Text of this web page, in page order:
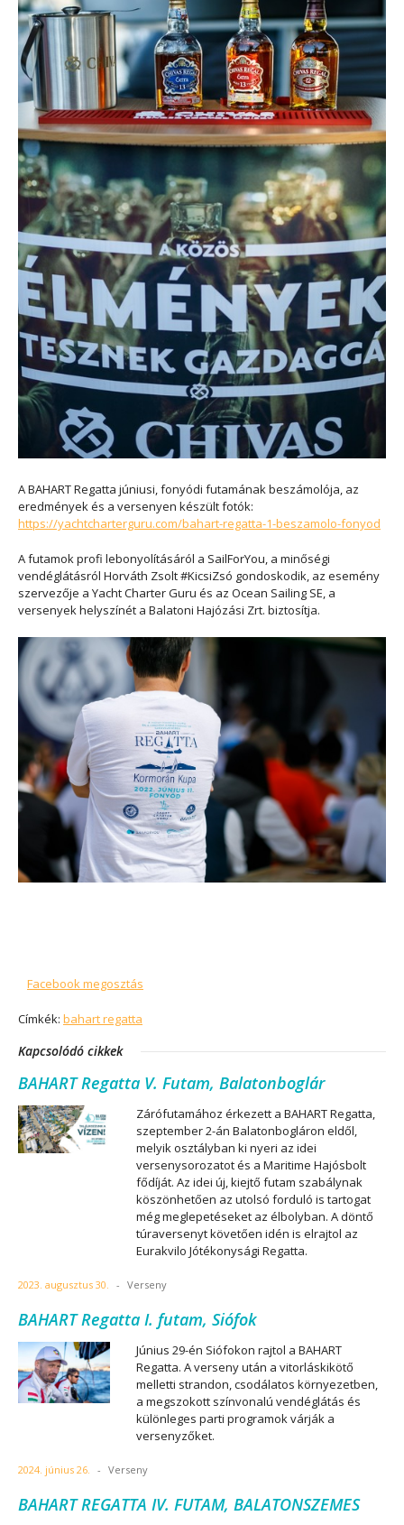
A BAHART Regatta júniusi, fonyódi futamának beszámolója, az
eredmények és a versenyen készült fotók:
https://yachtcharterguru.com/bahart-regatta-1-beszamolo-fonyod
A futamok profi lebonyolításáról a SailForYou, a minőségi
vendéglátásról Horváth Zsolt #KicsiZsó gondoskodik, az esemény
szervezője a Yacht Charter Guru és az Ocean Sailing SE, a
versenyek helyszínét a Balatoni Hajózási Zrt. biztosítja.
Facebook megosztás
Címkék: bahart regatta
Kapcsolódó cikkek
BAHART Regatta V. Futam, Balatonboglár
Zárófutamához érkezett a BAHART Regatta,
szeptember 2-án Balatonbogláron eldől,
melyik osztályban ki nyeri az idei
versenysorozatot és a Maritime Hajósbolt
fődíját. Az idei új, kiejtő futam szabálynak
köszönhetően az utolsó forduló is tartogat
még meglepetéseket az élbolyban. A döntő
túraversenyt követően idén is elrajtol az
Eurakvilo Jótékonysági Regatta.
2023. augusztus 30. - Verseny
BAHART Regatta I. futam, Siófok
Június 29-én Siófokon rajtol a BAHART
Regatta. A verseny után a vitorláskikötő
melletti strandon, csodálatos környezetben,
a megszokott színvonalú vendéglátás és
különleges parti programok várják a
versenyzőket.
2024. június 26. - Verseny
BAHART REGATTA IV. FUTAM, BALATONSZEMES